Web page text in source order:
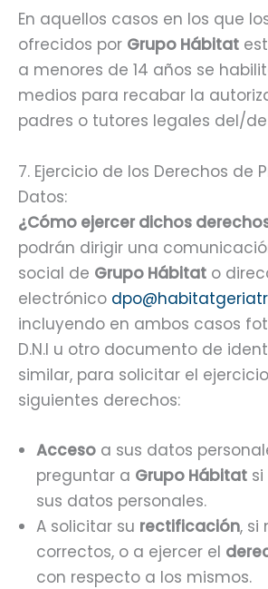
En aquellos casos en los que
ofrecidos por Grupo Hábitat
a menores de 14 años se
medios para recabar la
padres o tutores legales del/
7. Ejercicio de los Derechos de
Datos:
¿Cómo ejercer dichos
podrán dirigir una
social de Grupo Hábitat o
electrónico
incluyendo en ambos casos
D.N.I u otro documento de
similar, para solicitar el
siguientes derechos:
Acceso a sus datos
preguntar a Grupo Hábitat
sus datos personales.
A solicitar su rectificación, si
correctos, o a ejercer el
con respecto a los mismos.